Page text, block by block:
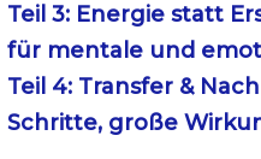
Teil 3: Energie statt
für mentale und
Teil 4: Transfer &
Schritte, große